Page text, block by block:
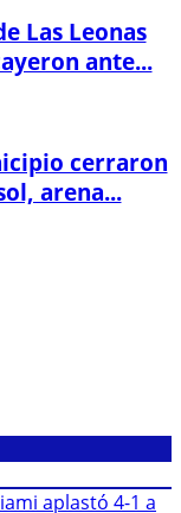
Las Leonas
ante...
cerraron
arena...